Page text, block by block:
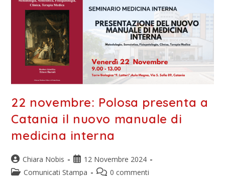
22 novembre: Polosa presenta a
Catania il nuovo manuale di
medicina interna
Chiara Nobis
12 Novembre 2024
Comunicati Stampa
0 commenti